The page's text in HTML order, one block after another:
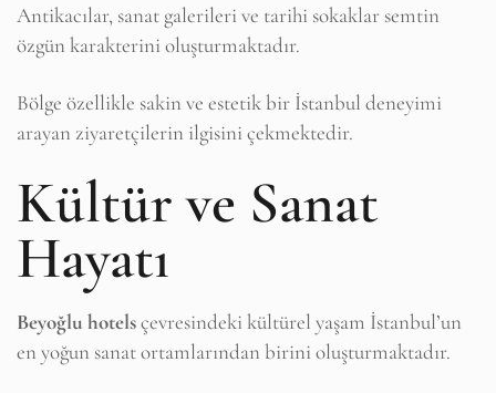
Antikacılar, sanat galerileri ve tarihi sokaklar semtin
özgün karakterini oluşturmaktadır.
Bölge özellikle sakin ve estetik bir İstanbul deneyimi
arayan ziyaretçilerin ilgisini çekmektedir.
Kültür ve Sanat
Hayatı
Beyoğlu hotelsçevresindeki kültürel yaşam İstanbul’un
en yoğun sanat ortamlarından birini oluşturmaktadır.